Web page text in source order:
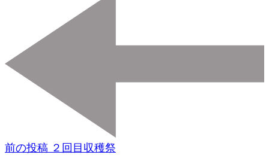
ビ
ョ
前の投稿 ２回目収穫祭